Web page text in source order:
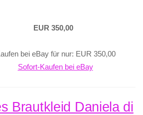
EUR 350,00
bei eBay für nur: EUR 350,00
Sofort-Kaufen bei eBay
Brautkleid Daniela di